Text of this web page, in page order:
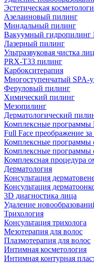
Эстетическая
Азелаиновый пилинг
Миндальный пилинг
Вакуумный гидропилинг
Лазерный пилинг
Ультразвуковая чистка
PRX-T33 пилинг
Карбокситерапия
Многоступенчатый SPA-
Феруловый пилинг
Химический пилинг
Мезопилинг
Дерматологический
Комплексные
Full Face преображение за
Комплексные программы
Комплексные
Комплексная процедура
Дерматология
Консультация
Консультация
3D диагностика лица
Удаление
Трихология
Консультация трихолога
Мезотерапия для волос
Плазмотерапия для волос
Интимная косметология
Интимная контурная